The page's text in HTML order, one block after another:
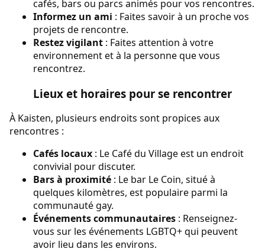
cafés, bars ou parcs animés pour vos rencontres.
Informez un ami : Faites savoir à un proche vos
projets de rencontre.
Restez vigilant : Faites attention à votre
environnement et à la personne que vous
rencontrez.
Lieux et horaires pour se rencontrer
À Kaisten, plusieurs endroits sont propices aux
rencontres :
Cafés locaux : Le Café du Village est un endroit
convivial pour discuter.
Bars à proximité : Le bar Le Coin, situé à
quelques kilomètres, est populaire parmi la
communauté gay.
Événements communautaires : Renseignez-
vous sur les événements LGBTQ+ qui peuvent
avoir lieu dans les environs.